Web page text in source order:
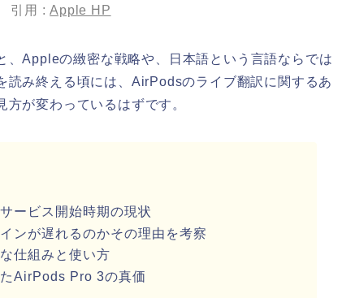
引用 :Apple HP
、Appleの緻密な戦略や、日本語という言語ならでは
読み終える頃には、AirPodsのライブ翻訳に関するあ
が変わっているはずです。
ービス開始時期の現状
ンが遅れるのかその理由を考察
仕組みと使い方
AirPods Pro 3の真価